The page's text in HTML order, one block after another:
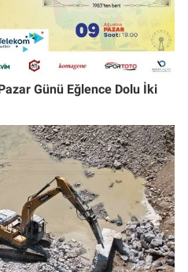
Günü Eğlence Dolu İki